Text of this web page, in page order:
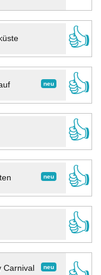
👍
neu
👍
👍
neu
👍
👍
neu
Carnival